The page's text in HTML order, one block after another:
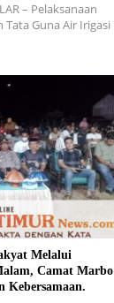
– Pelaksanaan
Guna Air Irigasi
Melalui
Camat Marbo
Kebersamaan.